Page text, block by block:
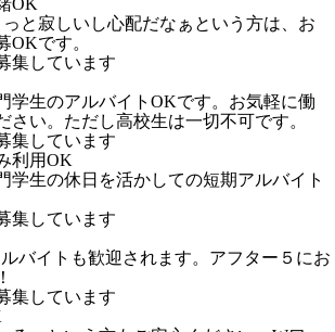
OK
と寂しいし心配だなぁという方は、お
OKです。
集しています
学生のアルバイトOKです。お気軽に働
さい。ただし高校生は一切不可です。
集しています
利用OK
学生の休日を活かしての短期アルバイト
集しています
バイトも歓迎されます。アフター５にお
集しています